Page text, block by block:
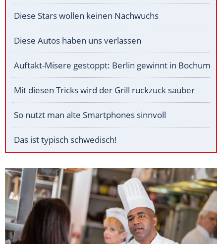
Diese Stars wollen keinen Nachwuchs
Diese Autos haben uns verlassen
Auftakt-Misere gestoppt: Berlin gewinnt in Bochum
Mit diesen Tricks wird der Grill ruckzuck sauber
So nutzt man alte Smartphones sinnvoll
Das ist typisch schwedisch!